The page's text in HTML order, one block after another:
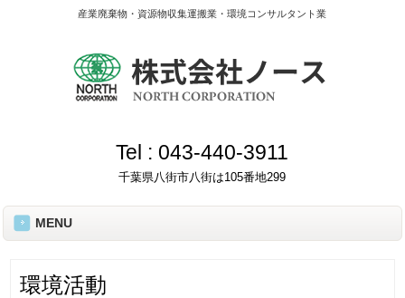
産業廃棄物・資源物収集運搬業・環境コンサルタント業
Tel : 043-440-3911
千葉県八街市八街は105番地299
MENU
環境活動